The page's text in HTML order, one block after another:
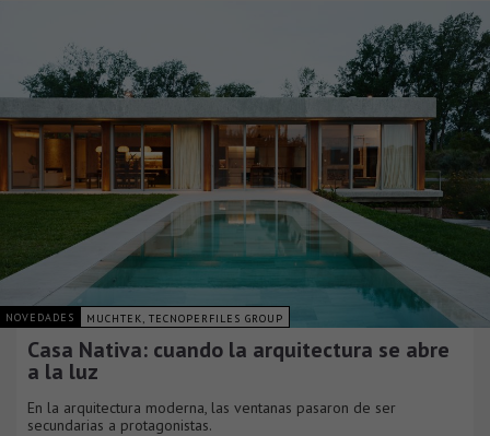
NOVEDADES MUCHTEK, TECNOPERFILES GROUP
Casa Nativa: cuando la arquitectura se abre
a la luz
En la arquitectura moderna, las ventanas pasaron de ser
secundarias a protagonistas.